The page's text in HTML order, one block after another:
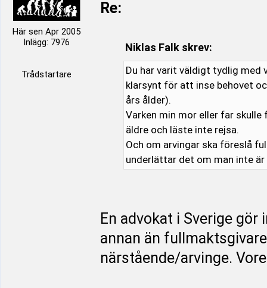
Här sen Apr 2005
Inlägg: 7976
Trådstartare
Re:
Niklas Falk skrev:
Du har varit väldigt tydlig med
klarsynt för att inse behovet
års ålder).
Varken min mor eller far
äldre och läste inte rejsa.
Och om arvingar ska föreslå
underlättar det om man inte är
En advokat i Sverige
annan än
närstående/arvinge.